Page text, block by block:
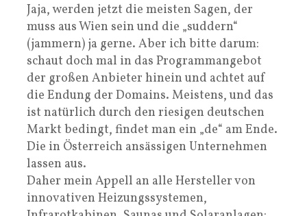
Jaja, werden jetzt die meisten Sagen, der
muss aus Wien sein und die „suddern“
(jammern) ja gerne. Aber ich bitte darum:
schaut doch mal in das Programmangebot
der großen Anbieter hinein und achtet auf
die Endung der Domains. Meistens, und das
ist natürlich durch den riesigen deutschen
Markt bedingt, findet man ein „de“ am Ende.
Die in Österreich ansässigen Unternehmen
lassen aus.
Daher mein Appell an alle Hersteller von
innovativen Heizungssystemen,